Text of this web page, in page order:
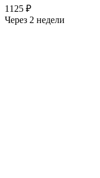
1125 ₽
Через 2 недели